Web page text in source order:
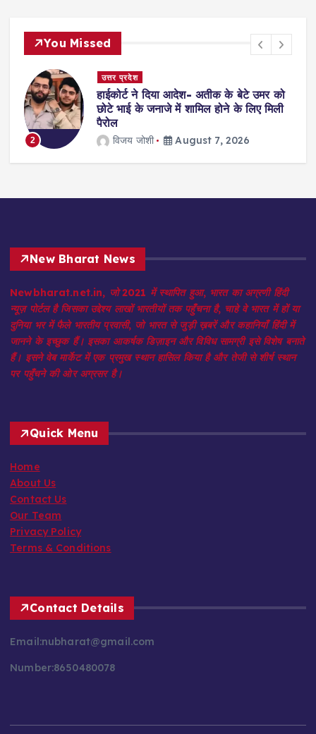
You Missed
को
दिल्ली
सुप्रीमकोर्ट: 4 साल की दुष्कर्म पीड़िता का
इलाज करने से किया था इनकार, अब अस्पताल
jagmohan kholiya
New Bharat News
Newbharat.net.in, जो 2021 में स्थापित हुआ, भारत का अग्रणी हिंदी
न्यूज़ पोर्टल है जिसका उद्देश्य लाखों भारतीयों तक पहुँचना है, चाहे वे भारत में हों या
दुनिया भर में फैले भारतीय प्रवासी, जो भारत से जुड़ी ख़बरें और कहानियाँ हिंदी में
जानने के इच्छुक हैं। इसका आकर्षक डिज़ाइन और विविध सामग्री इसे विशेष बनाते
हैं। इसने वेब मार्केट में एक प्रमुख स्थान हासिल किया है और तेजी से शीर्ष स्थान
Quick Menu
Home
About Us
Contact Us
Our Team
Privacy Policy
Contact Details